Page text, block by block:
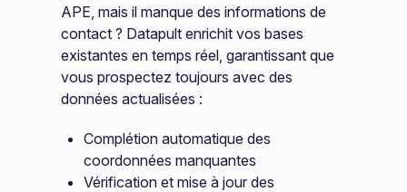
APE, mais il manque des informations de
contact ? Datapult enrichit vos bases
existantes en temps réel, garantissant que
vous prospectez toujours avec des
données actualisées :
Complétion automatique des
coordonnées manquantes
Vérification et mise à jour des